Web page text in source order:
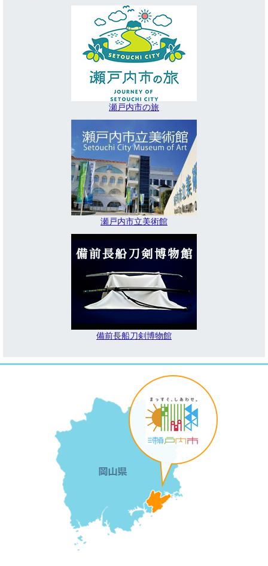
瀬戸内市の旅
瀬戸内市立美術館
備前長船刀剣博物館